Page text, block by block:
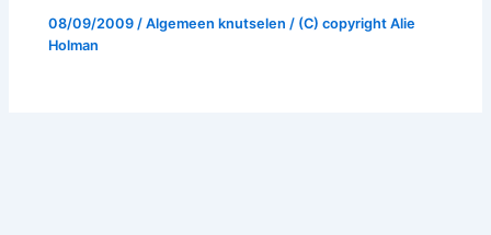
08/09/2009/Algemeen knutselen / (C) copyrightAlie
Holman